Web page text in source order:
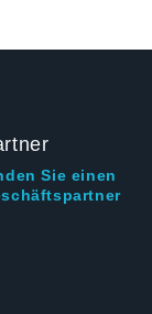
Sie einen